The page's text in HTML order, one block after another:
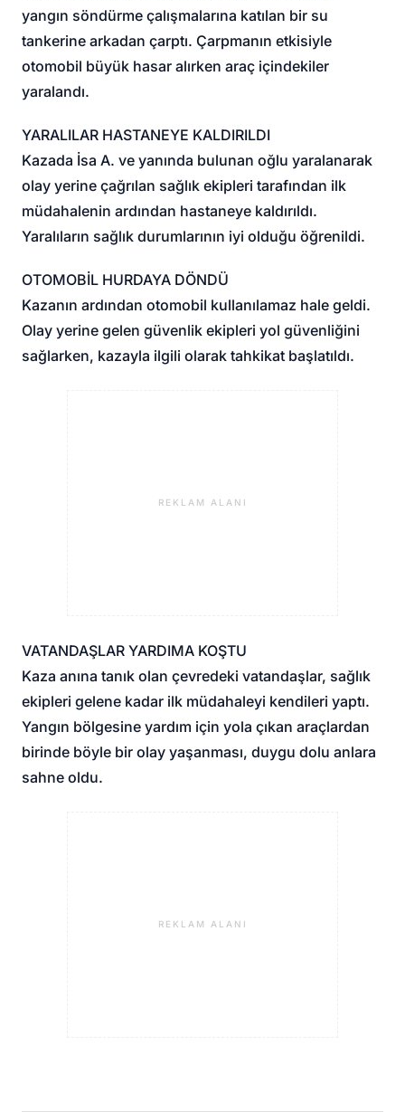
yangın söndürme çalışmalarına katılan bir su
tankerine arkadan çarptı. Çarpmanın etkisiyle
otomobil büyük hasar alırken araç içindekiler
yaralandı.
YARALILAR HASTANEYE KALDIRILDI
Kazada İsa A. ve yanında bulunan oğlu yaralanarak
olay yerine çağrılan sağlık ekipleri tarafından ilk
müdahalenin ardından hastaneye kaldırıldı.
Yaralıların sağlık durumlarının iyi olduğu öğrenildi.
OTOMOBİL HURDAYA DÖNDÜ
Kazanın ardından otomobil kullanılamaz hale geldi.
Olay yerine gelen güvenlik ekipleri yol güvenliğini
sağlarken, kazayla ilgili olarak tahkikat başlatıldı.
REKLAM ALANI
VATANDAŞLAR YARDIMA KOŞTU
Kaza anına tanık olan çevredeki vatandaşlar, sağlık
ekipleri gelene kadar ilk müdahaleyi kendileri yaptı.
Yangın bölgesine yardım için yola çıkan araçlardan
birinde böyle bir olay yaşanması, duygu dolu anlara
sahne oldu.
REKLAM ALANI